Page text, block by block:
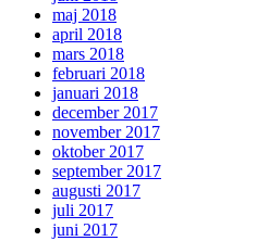
maj 2018
april 2018
mars 2018
februari 2018
januari 2018
december 2017
november 2017
oktober 2017
september 2017
augusti 2017
juli 2017
juni 2017